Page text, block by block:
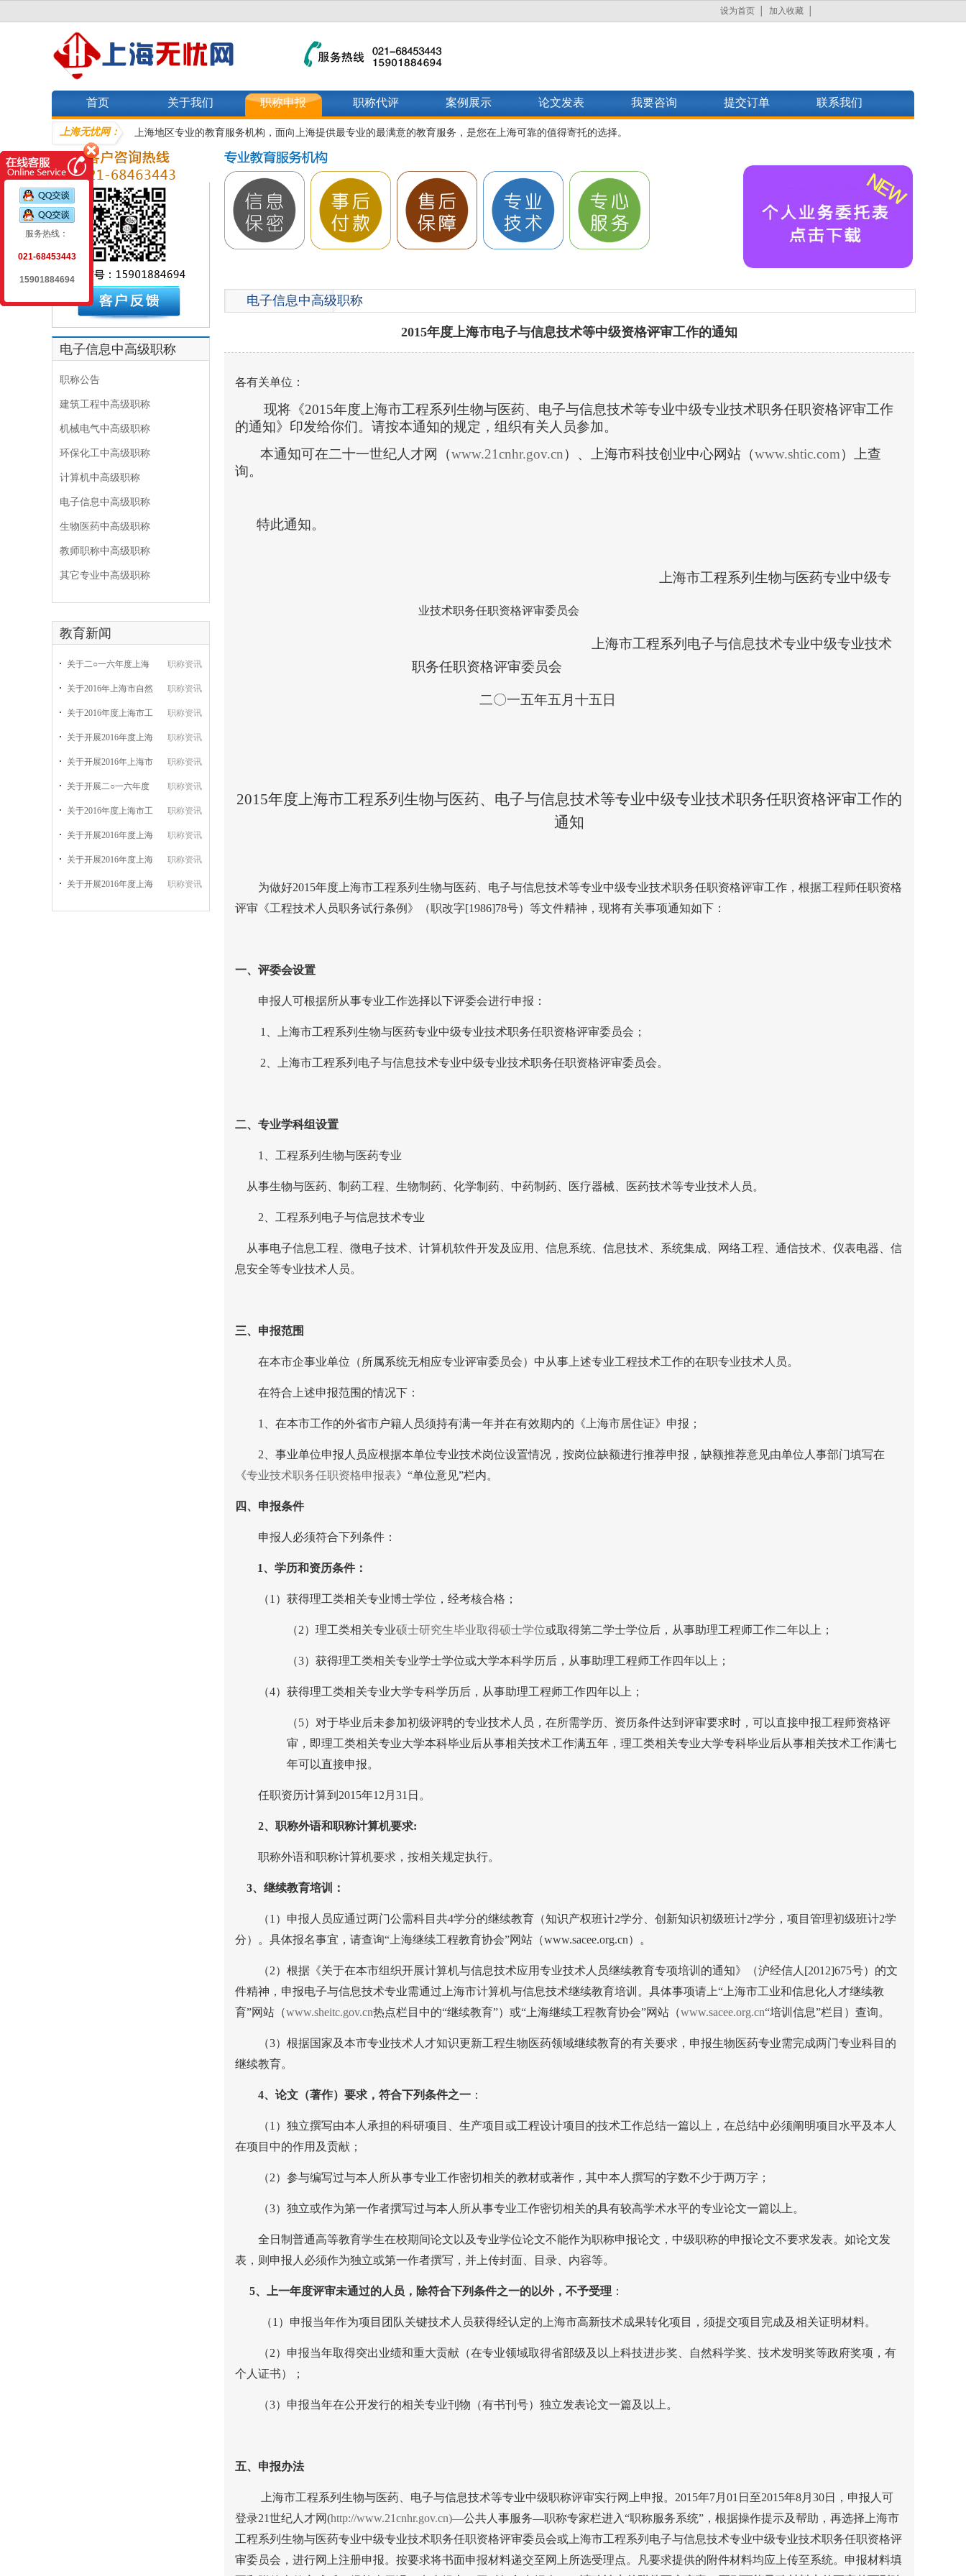
设为首页 加入收藏
首页 关于我们 职称申报 职称代评 案例展示 论文发表 我要咨询 提交订单 联系我们
上海无忧网： 上海地区专业的教育服务机构，面向上海提供最专业的最满意的教育服务，是您在上海可靠的值得寄托的选择。
电子信息中高级职称
职称公告
建筑工程中高级职称
机械电气中高级职称
环保化工中高级职称
计算机中高级职称
电子信息中高级职称
生物医药中高级职称
教师职称中高级职称
其它专业中高级职称
教育新闻
关于二○一六年度上海 职称资讯
关于2016年上海市自然 职称资讯
关于2016年度上海市工 职称资讯
关于开展2016年度上海 职称资讯
关于开展2016年上海市 职称资讯
关于开展二○一六年度 职称资讯
关于2016年度上海市工 职称资讯
关于开展2016年度上海 职称资讯
关于开展2016年度上海 职称资讯
关于开展2016年度上海 职称资讯
电子信息中高级职称
2015年度上海市电子与信息技术等中级资格评审工作的通知
各有关单位：
现将《2015年度上海市工程系列生物与医药、电子与信息技术等专业中级专业技术职务任职资格评审工作
的通知》印发给你们。请按本通知的规定，组织有关人员参加。
本通知可在二十一世纪人才网（www.21cnhr.gov.cn ）、上海市科技创业中心网站（www.shtic.com）上查
询。
特此通知。
上海市工程系列生物与医药专业中级专
业技术职务任职资格评审委员会
上海市工程系列电子与信息技术专业中级专业技术
职务任职资格评审委员会
二〇一五年五月十五日
2015年度上海市工程系列生物与医药、电子与信息技术等专业中级专业技术职务任职资格评审工作的
通知
为做好2015年度上海市工程系列生物与医药、电子与信息技术等专业中级专业技术职务任职资格评审工作，根据工程师任职资格
评审《工程技术人员职务试行条例》（职改字[1986]78号）等文件精神，现将有关事项通知如下：
一、评委会设置
申报人可根据所从事专业工作选择以下评委会进行申报：
1 、上海市工程系列生物与医药专业中级专业技术职务任职资格评审委员会；
2 、上海市工程系列电子与信息技术专业中级专业技术职务任职资格评审委员会。
二、专业学科组设置
1 、工程系列生物与医药专业
从事生物与医药、制药工程、生物制药、化学制药、中药制药、医疗器械、医药技术等专业技术人员。
2 、工程系列电子与信息技术专业
从事电子信息工程、微电子技术、计算机软件开发及应用、信息系统、信息技术、系统集成、网络工程、通信技术、仪表电器、信
息安全等专业技术人员。
三、申报范围
在本市企事业单位（所属系统无相应专业评审委员会）中从事上述专业工程技术工作的在职专业技术人员。
在符合上述申报范围的情况下：
1 、在本市工作的外省市户籍人员须持有满一年并在有效期内的《上海市居住证》申报；
2 、事业单位申报人员应根据本单位专业技术岗位设置情况，按岗位缺额进行推荐申报，缺额推荐意见由单位人事部门填写在
《专业技术职务任职资格申报表》“单位意见”栏内。
四、申报条件
申报人必须符合下列条件：
1、学历和资历条件：
（1 ）获得理工类相关专业博士学位，经考核合格；
（2）理工类相关专业硕士研究生毕业取得硕士学位或取得第二学士学位后，从事助理工程师工作二年以上；
（3）获得理工类相关专业学士学位或大学本科学历后，从事助理工程师工作四年以上；
（4）获得理工类相关专业大学专科学历后，从事助理工程师工作四年以上；
（5）对于毕业后未参加初级评聘的专业技术人员，在所需学历、资历条件达到评审要求时，可以直接申报工程师资格评
审，即理工类相关专业大学本科毕业后从事相关技术工作满五年，理工类相关专业大学专科毕业后从事相关技术工作满七
年可以直接申报。
任职资历计算到 2015年12 月 31 日。
2、职称外语和职称计算机要求:
职称外语和职称计算机要求，按相关规定执行。
3、继续教育培训：
（1 ）申报人员应通过两门公需科目共4学分的继续教育（知识产权班计2学分、创新知识初级班计2学分，项目管理初级班计2学
分）。具体报名事宜，请查询“上海继续工程教育协会”网站（www.sacee.org.cn）。
（2）根据《关于在本市组织开展计算机与信息技术应用专业技术人员继续教育专项培训的通知》（沪经信人 [2012]675号）的文
件精神，申报电子与信息技术专业需通过上海市计算机与信息技术继续教育培训。具体事项请上“上海市工业和信息化人才继续教
育”网站（www.sheitc.gov.cn热点栏目中的“继续教育”）或“上海继续工程教育协会”网站（www.sacee.org.cn“培训信息”栏目）查询。
（3）根据国家及本市专业技术人才知识更新工程生物医药领域继续教育的有关要求，申报生物医药专业需完成两门专业科目的
继续教育。
4、论文（著作）要求，符合下列条件之一 ：
（1 ）独立撰写由本人承担的科研项目、生产项目或工程设计项目的技术工作总结一篇以上，在总结中必须阐明项目水平及本人
在项目中的作用及贡献；
（2）参与编写过与本人所从事专业工作密切相关的教材或著作，其中本人撰写的字数不少于两万字；
（3）独立或作为第一作者撰写过与本人所从事专业工作密切相关的具有较高学术水平的专业论文一篇以上。
全日制普通高等教育学生在校期间论文以及专业学位论文不能作为职称申报论文，中级职称的申报论文不要求发表。如论文发
表，则申报人必须作为独立或第一作者撰写，并上传封面、目录、内容等。
5、上一年度评审未通过的人员，除符合下列条件之一的以外，不予受理 ：
（1 ）申报当年作为项目团队关键技术人员获得经认定的上海市高新技术成果转化项目，须提交项目完成及相关证明材料。
（2）申报当年取得突出业绩和重大贡献（在专业领域取得省部级及以上科技进步奖、自然科学奖、技术发明奖等政府奖项，有
个人证书）；
（3）申报当年在公开发行的相关专业刊物（有书刊号）独立发表论文一篇及以上。
五、申报办法
上海市工程系列生物与医药、电子与信息技术等专业中级职称评审实行网上申报。 2015年7月 01 日至2015年8月 30日，申报人可
登录21世纪人才网(http://www.21cnhr.gov.cn)—公共人事服务—职称专家栏进入“职称服务系统”，根据操作提示及帮助，再选择上海市
工程系列生物与医药专业中级专业技术职务任职资格评审委员会或上海市工程系列电子与信息技术专业中级专业技术职务任职资格评
审委员会，进行网上注册申报。按要求将书面申报材料递交至网上所选受理点。凡要求提供的附件材料均应上传至系统。申报材料填
服务热线：
021-68453443
15901884694